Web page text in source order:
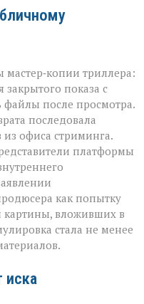
мастер‑копии триллера:
показа с
файлы после просмотра.
последовала
из офиса стриминга.
платформы
как попытку
картины, вложивших в
стала не менее
иска